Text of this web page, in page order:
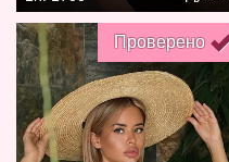
Проверено